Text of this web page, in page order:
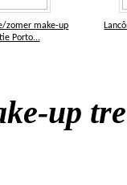
zomer make-up
Porto...
up